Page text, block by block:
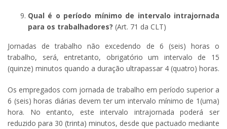
Qual é o período mínimo de intervalo intrajornada
para os trabalhadores? (Art. 71 da CLT)
Jornadas de trabalho não excedendo de 6 (seis) horas o
trabalho, será, entretanto, obrigatório um intervalo de 15
(quinze) minutos quando a duração ultrapassar 4 (quatro) horas.
Os empregados com jornada de trabalho em período superior a
6 (seis) horas diárias devem ter um intervalo mínimo de 1(uma)
hora. No entanto, este intervalo intrajornada poderá ser
reduzido para 30 (trinta) minutos, desde que pactuado mediante